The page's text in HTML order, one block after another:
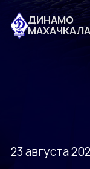
ДИНАМО
МАХАЧКАЛА
23 августа